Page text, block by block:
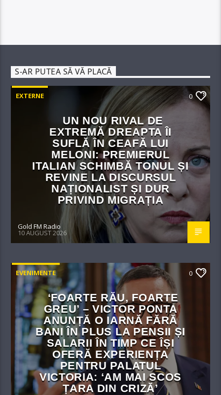
S-AR PUTEA SĂ VĂ PLACĂ
EXTERNE 0
UN NOU RIVAL DE
EXTREMĂ DREAPTA ÎI
SUFLĂ ÎN CEAFĂ LUI
MELONI: PREMIERUL
ITALIAN SCHIMBĂ TONUL ȘI
REVINE LA DISCURSUL
NAȚIONALIST ȘI DUR
PRIVIND MIGRAȚIA
Gold FM Radio
10 AUGUST 2026
EVENIMENTE 0
‘FOARTE RĂU, FOARTE
GREU’ – VICTOR PONTA
ANUNȚĂ O IARNĂ FĂRĂ
BANI ÎN PLUS LA PENSII ȘI
SALARII ÎN TIMP CE ÎȘI
OFERĂ EXPERIENȚA
PENTRU PALATUL
VICTORIA: ‘AM MAI SCOS
ȚARA DIN CRIZĂ’